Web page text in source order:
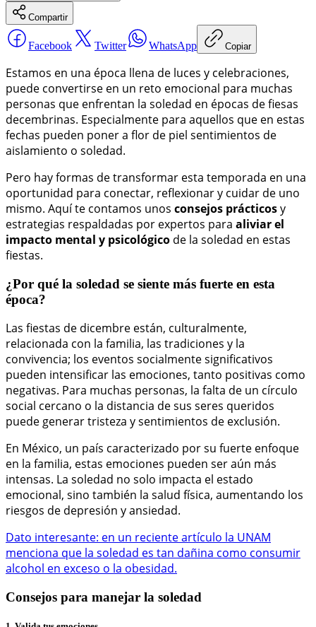
Compartir
Facebook Twitter WhatsApp Copiar
Estamos en una época llena de luces y celebraciones,
puede convertirse en un reto emocional para muchas
personas que enfrentan la soledad en épocas de fiesas
decembrinas. Especialmente para aquellos que en estas
fechas pueden poner a flor de piel sentimientos de
aislamiento o soledad.
Pero hay formas de transformar esta temporada en una
oportunidad para conectar, reflexionar y cuidar de uno
mismo. Aquí te contamos unos consejos prácticosy
estrategias respaldadas por expertos para aliviar el
impacto mental y psicológico de la soledad en estas
fiestas.
¿Por qué la soledad se siente más fuerte en esta
época?
Las fiestas de dicembre están, culturalmente,
relacionada con la familia, las tradiciones y la
convivencia; los eventos socialmente significativos
pueden intensificar las emociones, tanto positivas como
negativas. Para muchas personas, la falta de un círculo
social cercano o la distancia de sus seres queridos
puede generar tristeza y sentimientos de exclusión.
En México, un país caracterizado por su fuerte enfoque
en la familia, estas emociones pueden ser aún más
intensas. La soledad no solo impacta el estado
emocional, sino también la salud física, aumentando los
riesgos de depresión y ansiedad.
Dato interesante: en un reciente artículo la UNAM
menciona que la soledad es tan dañina como consumir
alcohol en exceso o la obesidad.
Consejos para manejar la soledad